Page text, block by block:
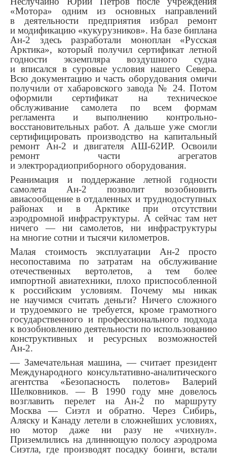
«Мотора» одним из основных направлений
в деятельности предприятия избрал ремонт
и модификацию «кукурузников». На базе биплана
Ан-2 здесь разработали моноплан «Русская
Арктика», который получил сертификат летной
годности экземпляра воздушного судна
и вписался в суровые условия нашего Севера.
Всю документацию и часть оборудования омичи
получили от хабаровского завода № 24. Потом
оформили сертификат на техническое
обслуживание самолета по всем формам
регламента и выполнению контрольно-
восстановительных работ. А дальше уже смогли
сертифицировать производство на капитальный
ремонт Ан-2 и двигателя АШ-62ИР. Освоили
ремонт части агрегатов
и электрорадиоприборного оборудования.
Реанимация и поддержание летной годности
самолета Ан-2 позволит возобновить
авиасообщение в отдаленных и труднодоступных
районах и в Арктике при отсутствии
аэродромной инфраструктуры. А сейчас там нет
ничего — ни самолетов, ни инфраструктуры
на многие сотни и тысячи километров.
Малая стоимость эксплуатации Ан-2 просто
несопоставима по затратам на обслуживание
отечественных вертолетов, а тем более
импортной авиатехники, плохо приспособленной
к российским условиям. Почему мы никак
не научимся считать деньги? Ничего сложного
и трудоемкого не требуется, кроме грамотного
государственного и профессионального подхода
к возобновлению деятельности по использованию
конструктивных и ресурсных возможностей
Ан-2.
— Замечательная машина, — считает президент
Международного консультативно-аналитического
агентства «Безопасность полетов» Валерий
Шелковников. — В 1990 году мне довелось
возглавить перелет на Ан-2 по маршруту
Москва — Сиэтл и обратно. Через Сибирь,
Аляску и Канаду летели в сложнейших условиях,
но мотор даже ни разу не «чихнул».
Приземлились на длиннющую полосу аэродрома
Сиэтла, где производят посадку боинги, встали